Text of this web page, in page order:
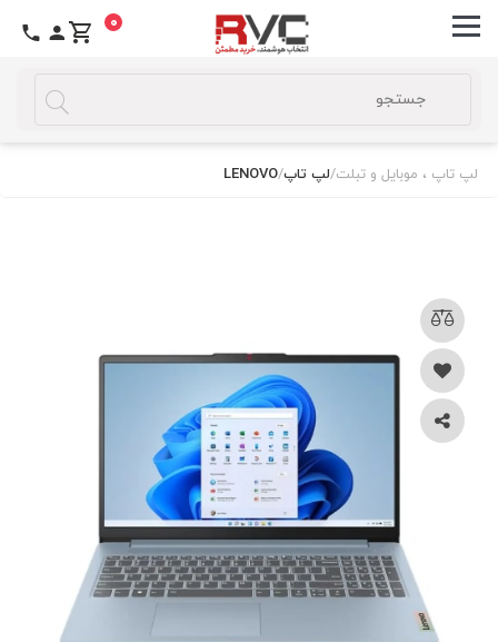
0
لپ تاپ ، موبایل و تبلت/لپ تاپ/
LENOVO